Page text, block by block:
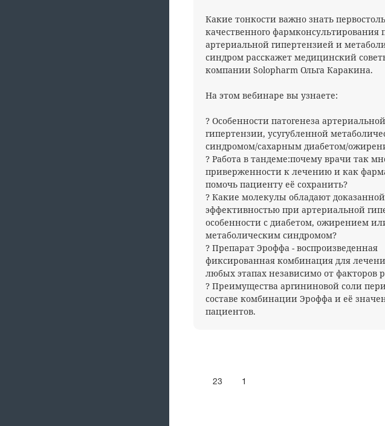
Какие тонкости важно знать
качественного фармконсультирования
артериальной гипертензией и
синдром расскажет медицинский
компании Solopharm Ольга Каракина.
На этом вебинаре вы узнаете:
? Особенности патогенеза артериальной
гипертензии, усугубленной
синдромом/сахарным диабетом/
? Работа в тандеме:почему врачи так
приверженности к лечению и как
помочь пациенту её сохранить?
? Какие молекулы обладают доказанной
эффективностью при артериальной
особенности с диабетом, ожирением
метаболическим синдромом?
? Препарат Эроффа - воспроизведенная
фиксированная комбинация для
любых этапах независимо от факторов
? Преимущества аргининовой соли
составе комбинации Эроффа и её
пациентов.
23 1